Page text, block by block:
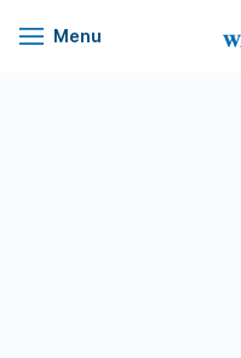
Naar
Menu